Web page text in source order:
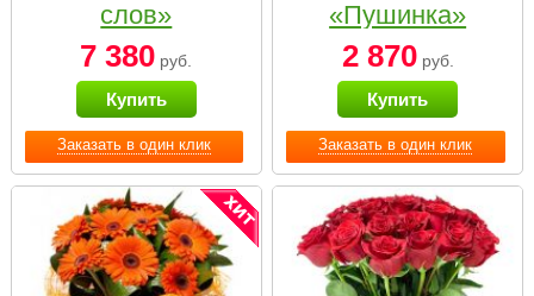
Заказать в один клик
слов»
7 380 руб.
Купить
Заказать в один клик
«Пушинка»
2 870руб.
Купить